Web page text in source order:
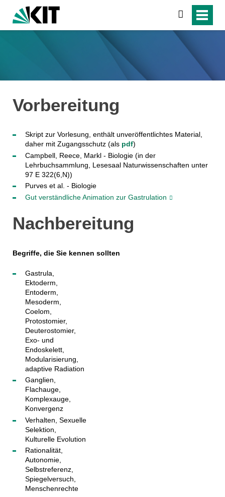
suchen
Vorbereitung
Skript zur Vorlesung, enthält unveröffentlichtes Material,
daher mit Zugangsschutz (als pdf)
Campbell, Reece, Markl - Biologie (in der
Lehrbuchsammlung, Lesesaal Naturwissenschaften unter
97 E 322(6,N))
Purves et al. - Biologie
Gut verständliche Animation zur Gastrulation
Nachbereitung
Begriffe, die Sie kennen sollten
Gastrula,
Ektoderm,
Entoderm,
Mesoderm,
Coelom,
Protostomier,
Deuterostomier,
Exo- und
Endoskelett,
Modularisierung,
adaptive Radiation
Ganglien,
Flachauge,
Komplexauge,
Konvergenz
Verhalten, Sexuelle
Selektion,
Kulturelle Evolution
Rationalität,
Autonomie,
Selbstreferenz,
Spiegelversuch,
Menschenrechte